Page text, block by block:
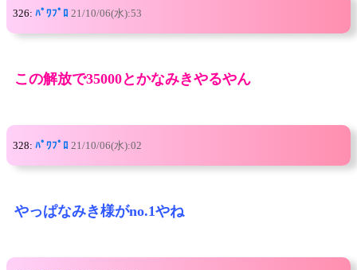
326: ﾊﾟﾜﾌﾟﾛ 21/10/06(水):53
この解放で35000とかなみきやるやん
328: ﾊﾟﾜﾌﾟﾛ 21/10/06(水):02
やっぱなみき様がno.1やね